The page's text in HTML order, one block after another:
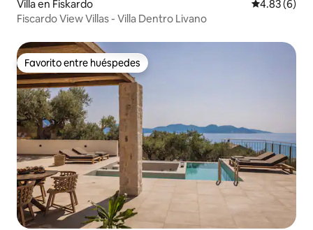
Villa en Fiskardo Calificación
4.83 (6)
Fiscardo View Villas - Villa Dentro Livano
Favorito entre huéspedes
Favorito entre huéspedes